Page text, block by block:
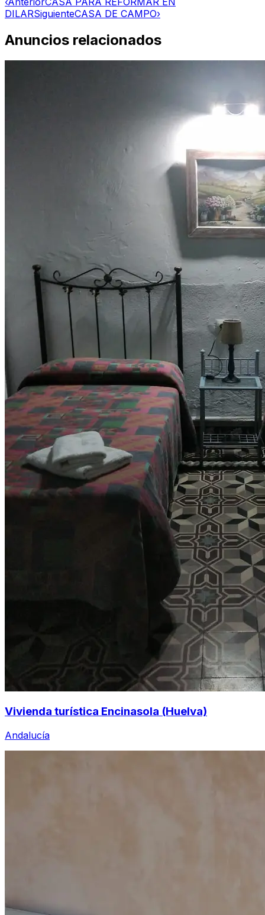
DILARSiguienteCASA DE CAMPO›
Anuncios relacionados
Vivienda turística Encinasola (Huelva)
Andalucía